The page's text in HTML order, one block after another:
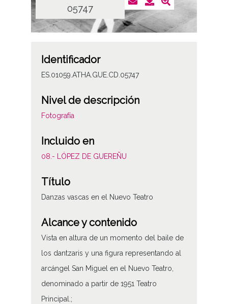
05747
Identificador
ES.01059.ATHA.GUE.CD.05747
Nivel de descripción
Fotografía
Incluido en
08.- LÓPEZ DE GUEREÑU
Título
Danzas vascas en el Nuevo Teatro
Alcance y contenido
Vista en altura de un momento del baile de
los dantzaris y una figura representando al
arcángel San Miguel en el Nuevo Teatro,
denominado a partir de 1951 Teatro
Principal.;